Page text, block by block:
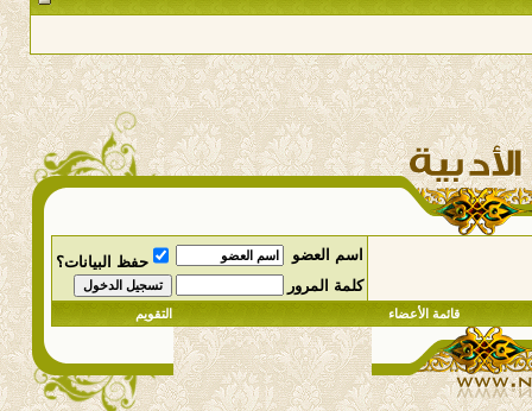
اسم العضو
حفظ البيانات؟
كلمة المرور
قائمة الأعضاء التقويم